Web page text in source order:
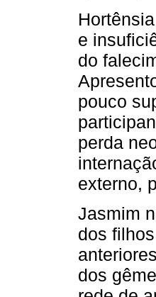
e
do
pouco
perda
externo,
Jasmim
dos
dos